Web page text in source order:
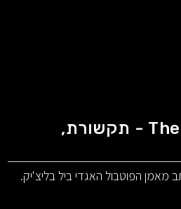
The art of winning - תקשורת,
הפוטבול האגדי ביל בליצ'יק.